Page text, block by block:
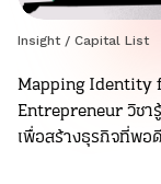
Insight / Capital List
Mapping Identity
Entrepreneur วิชา
เพื่อสร้างธุรกิจที่พอ